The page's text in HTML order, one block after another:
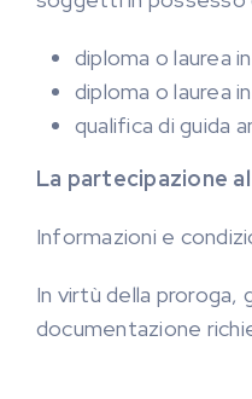
diploma o laurea
diploma o laurea
qualifica di guida
La partecipazione
Informazioni e
In virtù della proroga,
documentazione